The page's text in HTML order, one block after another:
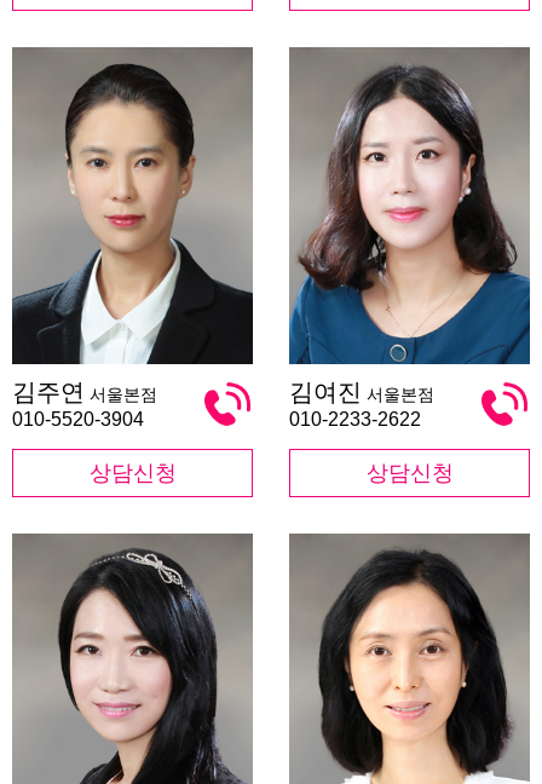
주
연
김주연 서울본점
010-5520-3904
상담신청
여
진
김여진 서울본점
010-2233-2622
상담신청